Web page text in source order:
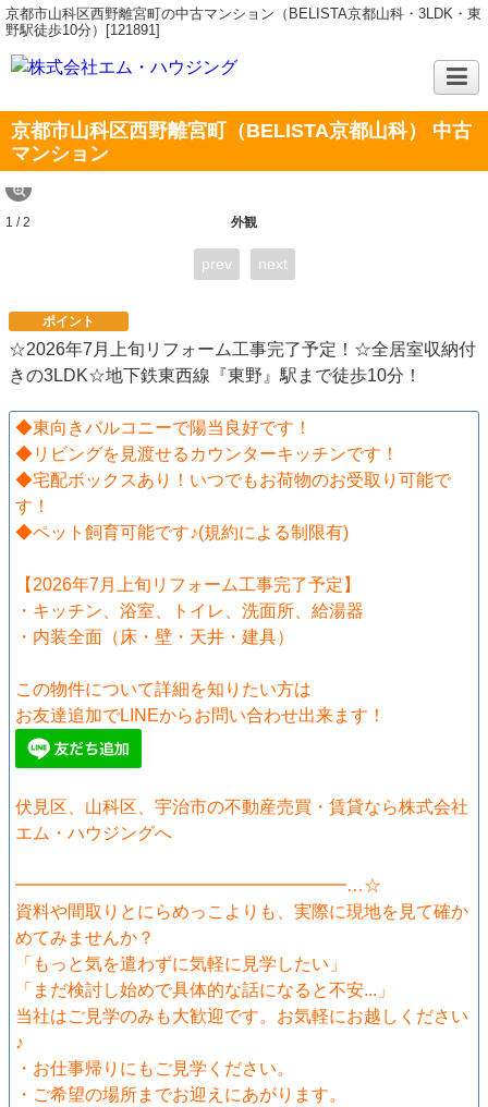
京都市山科区西野離宮町の中古マンション（BELISTA京都山科・3LDK・東
野駅徒歩10分）[121891]
京都市山科区西野離宮町（BELISTA京都山科） 中古
マンション
外観
1 / 2
prev next
ポイント
☆2026年7月上旬リフォーム工事完了予定！☆全居室収納付
きの3LDK☆地下鉄東西線『東野』駅まで徒歩10分！
◆東向きバルコニーで陽当良好です！
◆リビングを見渡せるカウンターキッチンです！
◆宅配ボックスあり！いつでもお荷物のお受取り可能で
す！
◆ペット飼育可能です♪(規約による制限有)
【2026年7月上旬リフォーム工事完了予定】
・キッチン、浴室、トイレ、洗面所、給湯器
・内装全面（床・壁・天井・建具）
この物件について詳細を知りたい方は
お友達追加でLINEからお問い合わせ出来ます！
伏見区、山科区、宇治市の不動産売買・賃貸なら株式会社
エム・ハウジングへ
━━━━━━━━━━━━━━━━━━━…☆
資料や間取りとにらめっこよりも、実際に現地を見て確か
めてみませんか？
「もっと気を遣わずに気軽に見学したい」
「まだ検討し始めで具体的な話になると不安...」
当社はご見学のみも大歓迎です。お気軽にお越しください
♪
・お仕事帰りにもご見学ください。
・ご希望の場所までお迎えにあがります。